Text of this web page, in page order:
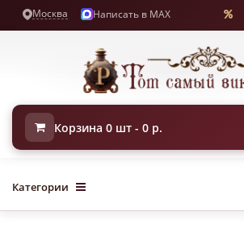
Москва Написать в MAX
Корзина 0 шт - 0 р.
Категории